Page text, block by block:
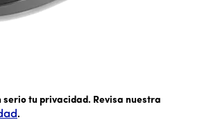
serio tu privacidad. Revisa nuestra
.